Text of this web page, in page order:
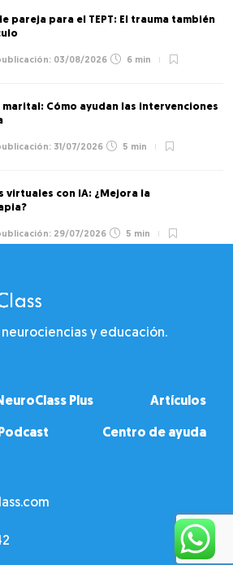
pareja para el TEPT: El trauma también
03/08/2026 6 min
marital: Cómo ayudan las intervenciones
31/07/2026 5 min
virtuales con IA: ¿Mejora la
29/07/2026 5 min
y educación.
Plus Artículos
Podcast Centro de ayuda